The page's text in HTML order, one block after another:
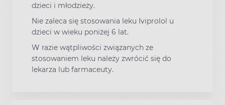
dzieci i młodzieży.
Nie zaleca się stosowania leku Iviprolol u
dzieci w wieku poniżej 6 lat.
W razie wątpliwości związanych ze
stosowaniem leku należy zwrócić się do
lekarza lub farmaceuty.